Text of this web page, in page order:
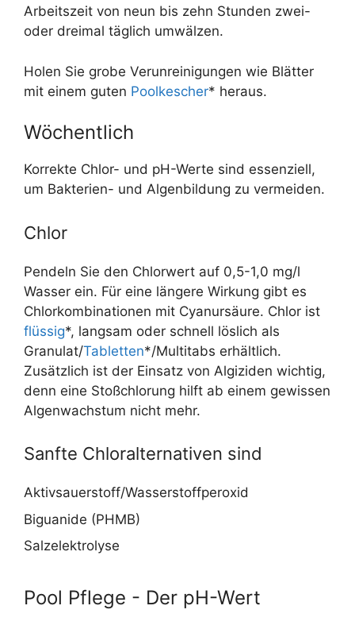
Arbeitszeit von neun bis zehn Stunden zwei-
oder dreimal täglich umwälzen.
Holen Sie grobe Verunreinigungen wie Blätter
mit einem guten Poolkescher* heraus.
Wöchentlich
Korrekte Chlor- und pH-Werte sind essenziell,
um Bakterien- und Algenbildung zu vermeiden.
Chlor
Pendeln Sie den Chlorwert auf 0,5-1,0 mg/l
Wasser ein. Für eine längere Wirkung gibt es
Chlorkombinationen mit Cyanursäure. Chlor ist
flüssig*, langsam oder schnell löslich als
Granulat/Tabletten*/Multitabs erhältlich.
Zusätzlich ist der Einsatz von Algiziden wichtig,
denn eine Stoßchlorung hilft ab einem gewissen
Algenwachstum nicht mehr.
Sanfte Chloralternativen sind
Aktivsauerstoff/Wasserstoffperoxid
Biguanide (PHMB)
Salzelektrolyse
Pool Pflege - Der pH-Wert